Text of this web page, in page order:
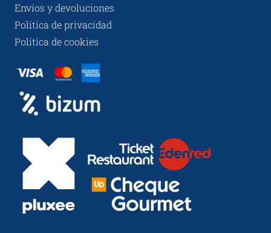
Envíos y devoluciones
Política de privacidad
Política de cookies